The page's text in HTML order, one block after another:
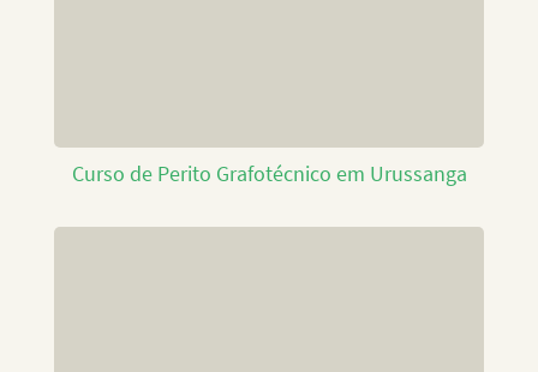
Curso de Perito Grafotécnico em Urussanga